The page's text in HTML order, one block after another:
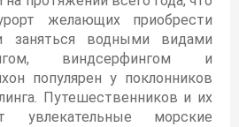
желающих приобрести
заняться водными видами
виндсерфингом и
популярен у поклонников
Путешественников и их
увлекательные морские